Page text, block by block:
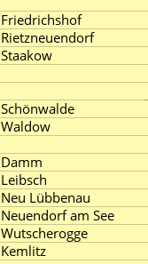
Friedrichshof
Rietzneuendorf
Staakow
Schönwalde
Waldow
Damm
Leibsch
Neu Lübbenau
Neuendorf am See
Wutscherogge
Kemlitz